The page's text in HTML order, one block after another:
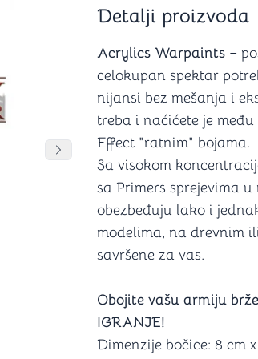
Šah
Domine
Backgammon (Tavla)
Mozgalice
Hanayama
Kocke
Ostale mozgalice
Stripovi
Pomeranje sadržaja slajdera u
Detalji proizvoda
Acrylics Warpaints –
celokupan spektar
nijansi bez mešanja i
treba i naćićete je među
Effect "ratnim" bojama.
Sa visokom
sa Primers sprejevima
obezbeđuju lako i
modelima, na drevnim
savršene za vas.
Obojite vašu armiju
IGRANJE!
Dimenzije bočice: 8 cm